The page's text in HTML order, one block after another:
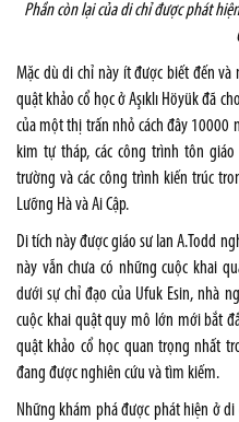
Phần còn lại của di chỉ được phát
Mặc dù di chỉ này ít được biết đến và
quật khảo cổ học ở Aşıklı Höyük đã
của một thị trấn nhỏ cách đây 10000
kim tự tháp, các công trình tôn giáo
trường và các công trình kiến trúc
Lưỡng Hà và Ai Cập.
Di tích này được giáo sư Ian A.Todd
này vẫn chưa có những cuộc khai
dưới sự chỉ đạo của Ufuk Esin, nhà
cuộc khai quật quy mô lớn mới bắt
quật khảo cổ học quan trọng nhất
đang được nghiên cứu và tìm kiếm.
Những khám phá được phát hiện ở di